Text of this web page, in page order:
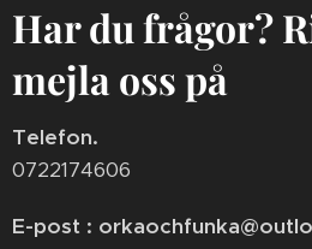
Har du frågor?
mejla oss på
Telefon.
0722174606
E-post :